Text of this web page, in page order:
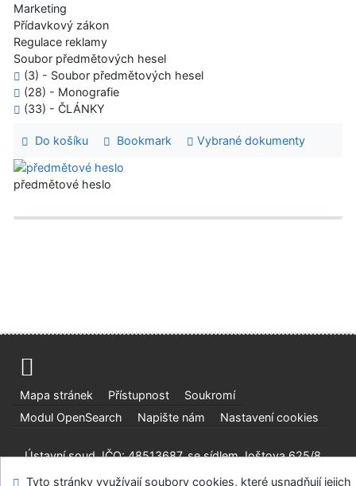
Marketing
Přídavkový zákon
Regulace reklamy
Soubor předmětových hesel
(3) - Soubor předmětových hesel
(28) - Monografie
(33) - ČLÁNKY
Do košíku Bookmark Vybrané dokumenty
předmětové heslo
Mapa stránek Přístupnost
Soukromí
Modul OpenSearch
Napište nám Nastavení cookies
Ústavní soud, IČO: 48513687, se sídlem Joštova 625/8,
Tyto stránky využívají soubory cookies, které usnadňují jejich